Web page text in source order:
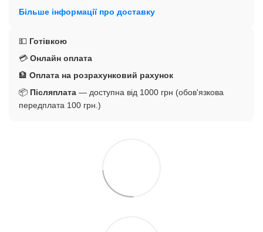
Більше інформації про доставку
💵 Готівкою
💳 Онлайн оплата
🏦 Оплата на розрахунковий рахунок
📦 Післяплата — доступна від 1000 грн (обов'язкова
передплата 100 грн.)